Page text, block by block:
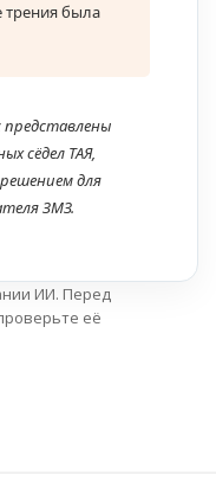
трения была
представлены
сёдел ТАЯ,
для
ЗМЗ.
ИИ. Перед
её